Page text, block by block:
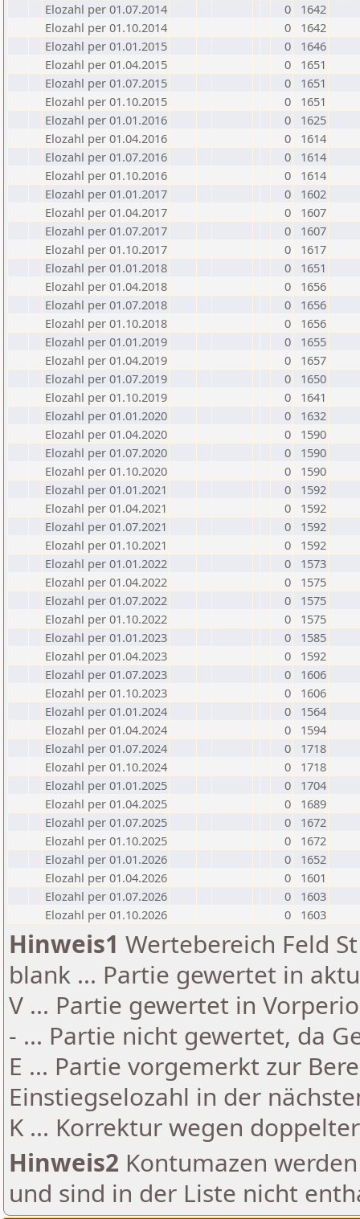
Elozahl per 01.07.2014
0
1642
Elozahl per 01.10.2014
0
1642
Elozahl per 01.01.2015
0
1646
Elozahl per 01.04.2015
0
1651
Elozahl per 01.07.2015
0
1651
Elozahl per 01.10.2015
0
1651
Elozahl per 01.01.2016
0
1625
Elozahl per 01.04.2016
0
1614
Elozahl per 01.07.2016
0
1614
Elozahl per 01.10.2016
0
1614
Elozahl per 01.01.2017
0
1602
Elozahl per 01.04.2017
0
1607
Elozahl per 01.07.2017
0
1607
Elozahl per 01.10.2017
0
1617
Elozahl per 01.01.2018
0
1651
Elozahl per 01.04.2018
0
1656
Elozahl per 01.07.2018
0
1656
Elozahl per 01.10.2018
0
1656
Elozahl per 01.01.2019
0
1655
Elozahl per 01.04.2019
0
1657
Elozahl per 01.07.2019
0
1650
Elozahl per 01.10.2019
0
1641
Elozahl per 01.01.2020
0
1632
Elozahl per 01.04.2020
0
1590
Elozahl per 01.07.2020
0
1590
Elozahl per 01.10.2020
0
1590
Elozahl per 01.01.2021
0
1592
Elozahl per 01.04.2021
0
1592
Elozahl per 01.07.2021
0
1592
Elozahl per 01.10.2021
0
1592
Elozahl per 01.01.2022
0
1573
Elozahl per 01.04.2022
0
1575
Elozahl per 01.07.2022
0
1575
Elozahl per 01.10.2022
0
1575
Elozahl per 01.01.2023
0
1585
Elozahl per 01.04.2023
0
1592
Elozahl per 01.07.2023
0
1606
Elozahl per 01.10.2023
0
1606
Elozahl per 01.01.2024
0
1564
Elozahl per 01.04.2024
0
1594
Elozahl per 01.07.2024
0
1718
Elozahl per 01.10.2024
0
1718
Elozahl per 01.01.2025
0
1704
Elozahl per 01.04.2025
0
1689
Elozahl per 01.07.2025
0
1672
Elozahl per 01.10.2025
0
1672
Elozahl per 01.01.2026
0
1652
Elozahl per 01.04.2026
0
1601
Elozahl per 01.07.2026
0
1603
Elozahl per 01.10.2026
0 1603
Hinweis1 Wertebereich Feld
blank ... Partie gewertet in
V ... Partie gewertet in
- ... Partie nicht gewertet, da
E ... Partie vorgemerkt zur
Einstiegselozahl in der
K ... Korrektur wegen
Hinweis2 Kontumazen
und sind in der Liste nicht